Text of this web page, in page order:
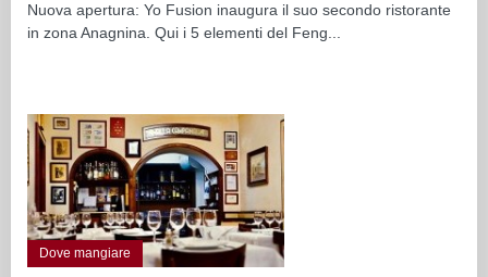
Nuova apertura: Yo Fusion inaugura il suo secondo ristorante
in zona Anagnina. Qui i 5 elementi del Feng...
Dove mangiare